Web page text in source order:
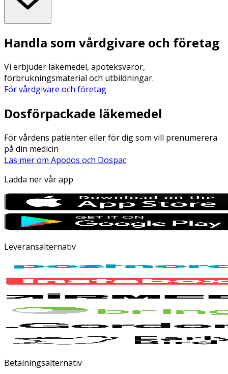
Handla som vårdgivare och företag
Vi erbjuder läkemedel, apoteksvaror,
förbrukningsmaterial och utbildningar.
För vårdgivare och företag
Dosförpackade läkemedel
För vårdens patienter eller för dig som vill prenumerera
på din medicin
Läs mer om Apodos och Dospac
Ladda ner vår app
Leveransalternativ
Betalningsalternativ